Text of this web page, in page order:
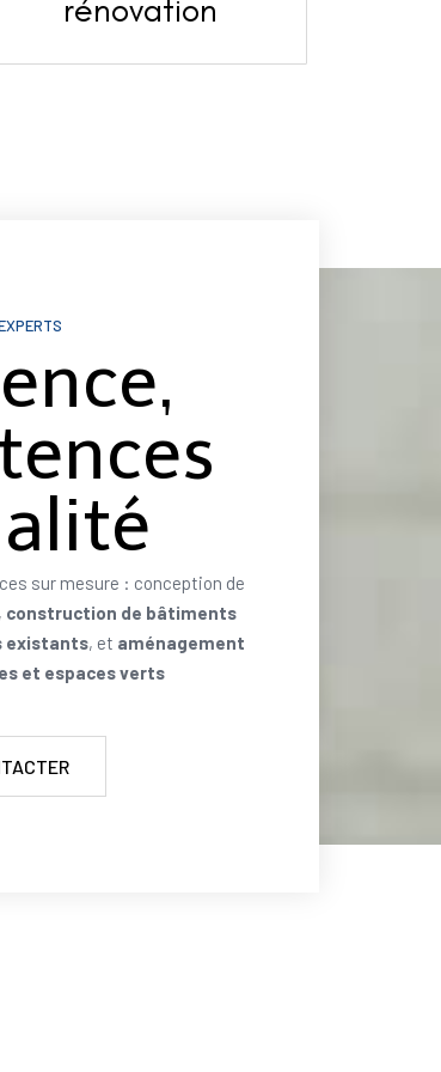
rénovation
sur mesure : conception de
, construction de bâtiments
existants, et aménagement
et espaces verts